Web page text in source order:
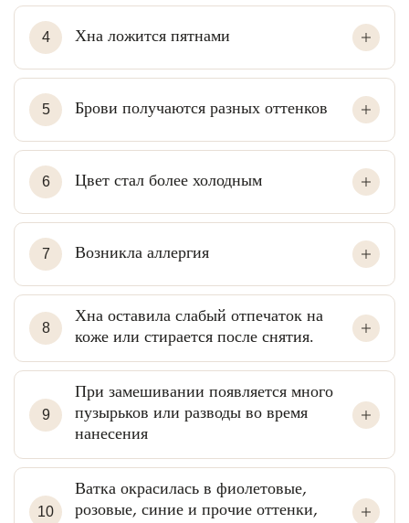
4 Хна ложится пятнами
5 Брови получаются разных оттенков
6 Цвет стал более холодным
7 Возникла аллергия
8
Хна оставила слабый отпечаток на
коже или стирается после снятия.
9
При замешивании появляется много
пузырьков или разводы во время
нанесения
10
Ватка окрасилась в фиолетовые,
розовые, синие и прочие оттенки,